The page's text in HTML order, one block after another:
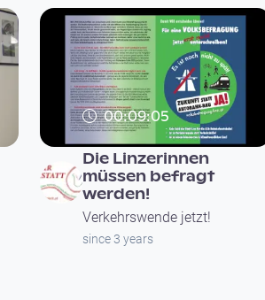
00:09:05
Die Linzerinnen
müssen befragt
werden!
Verkehrswende jetzt!
since 3 years